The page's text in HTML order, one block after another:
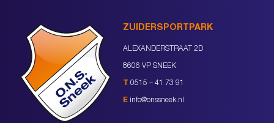
ZUIDERSPORTPARK
ALEXANDERSTRAAT 2D
8606 VP SNEEK
T 0515 – 41 73 91
E info@onssneek.nl